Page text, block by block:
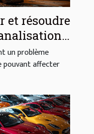
et résoudre
un problème
pouvant affecter